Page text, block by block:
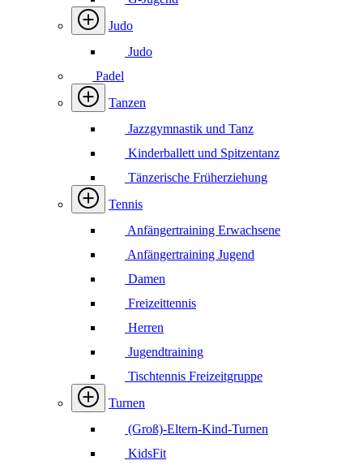
Judo
Judo
Padel
Tanzen
Jazzgymnastik und Tanz
Kinderballett und Spitzentanz
Tänzerische Früherziehung
Tennis
Anfängertraining Erwachsene
Anfängertraining Jugend
Damen
Freizeittennis
Herren
Jugendtraining
Tischtennis Freizeitgruppe
Turnen
(Groß)-Eltern-Kind-Turnen
KidsFit